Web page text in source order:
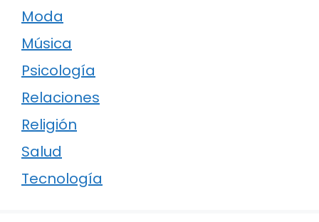
Moda
Música
Psicología
Relaciones
Religión
Salud
Tecnología